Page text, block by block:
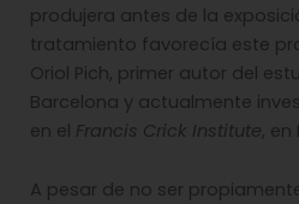
produjera antes de la
tratamiento favorecía este
Oriol Pich, primer autor del
Barcelona y actualmente
en el Francis Crick Institute, en
A pesar de no ser